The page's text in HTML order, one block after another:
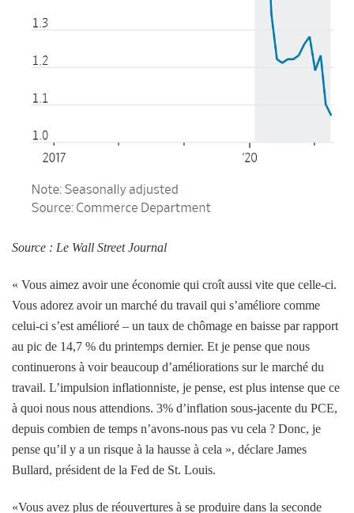
Source : Le Wall Street Journal
« Vous aimez avoir une économie qui croît aussi vite que celle-ci.
Vous adorez avoir un marché du travail qui s’améliore comme
celui-ci s’est amélioré – un taux de chômage en baisse par rapport
au pic de 14,7 % du printemps dernier. Et je pense que nous
continuerons à voir beaucoup d’améliorations sur le marché du
travail. L’impulsion inflationniste, je pense, est plus intense que ce
à quoi nous nous attendions. 3% d’inflation sous-jacente du PCE,
depuis combien de temps n’avons-nous pas vu cela ? Donc, je
pense qu’il y a un risque à la hausse à cela », déclare James
Bullard, président de la Fed de St. Louis.
«Vous avez plus de réouvertures à se produire dans la seconde